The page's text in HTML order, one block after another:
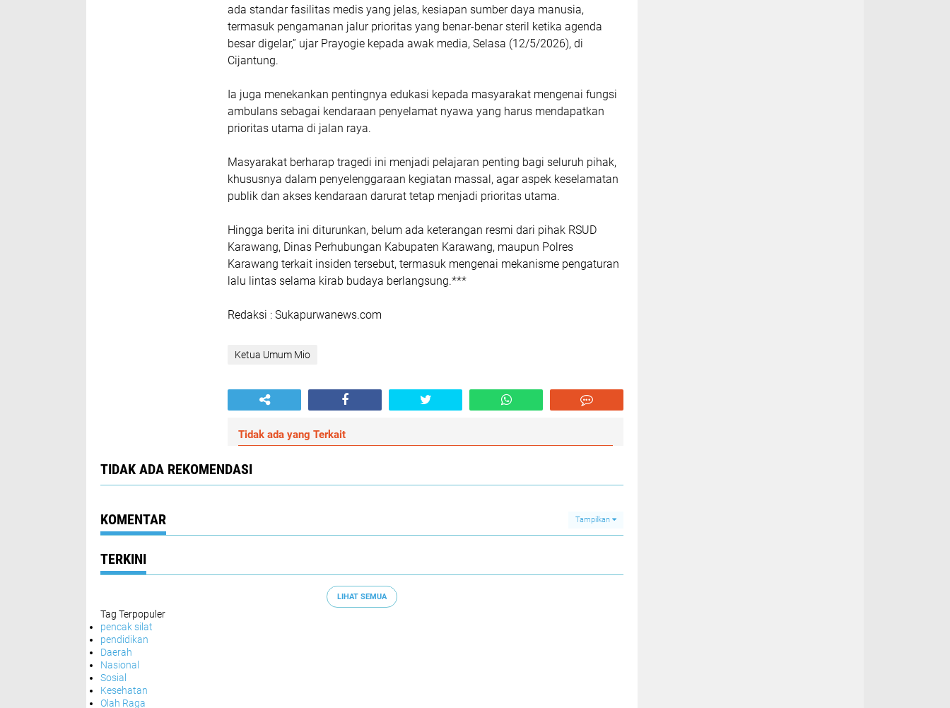
ada standar fasilitas medis yang jelas, kesiapan sumber daya manusia,
termasuk pengamanan jalur prioritas yang benar-benar steril ketika agenda
besar digelar,” ujar Prayogie kepada awak media, Selasa (12/5/2026), di
Cijantung.
Ia juga menekankan pentingnya edukasi kepada masyarakat mengenai fungsi
ambulans sebagai kendaraan penyelamat nyawa yang harus mendapatkan
prioritas utama di jalan raya.
Masyarakat berharap tragedi ini menjadi pelajaran penting bagi seluruh pihak,
khususnya dalam penyelenggaraan kegiatan massal, agar aspek keselamatan
publik dan akses kendaraan darurat tetap menjadi prioritas utama.
Hingga berita ini diturunkan, belum ada keterangan resmi dari pihak RSUD
Karawang, Dinas Perhubungan Kabupaten Karawang, maupun Polres
Karawang terkait insiden tersebut, termasuk mengenai mekanisme pengaturan
lalu lintas selama kirab budaya berlangsung.***
Redaksi : Sukapurwanews.com
Ketua Umum Mio
Tidak ada yang Terkait
TIDAK ADA REKOMENDASI
KOMENTAR Tampilkan
TERKINI
LIHAT SEMUA
Tag Terpopuler
pencak silat
pendidikan
Daerah
Nasional
Sosial
Kesehatan
Olah Raga